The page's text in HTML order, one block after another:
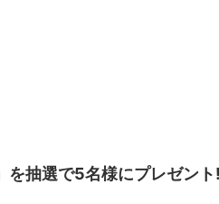
抽選で5名様にプレゼン